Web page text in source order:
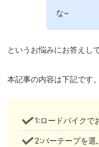
な~
というお悩みにお答えし
本記事の内容は下記です。
1:ロードバイクで
2:バーテープを選